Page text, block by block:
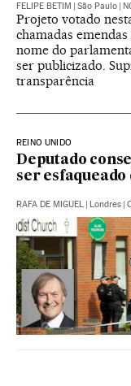
FELIPE BETIM São Paulo
Projeto votado
chamadas
nome do
ser publicizado.
transparência
REINO UNIDO
Deputado
ser
RAFA DE MIGUEL Londres